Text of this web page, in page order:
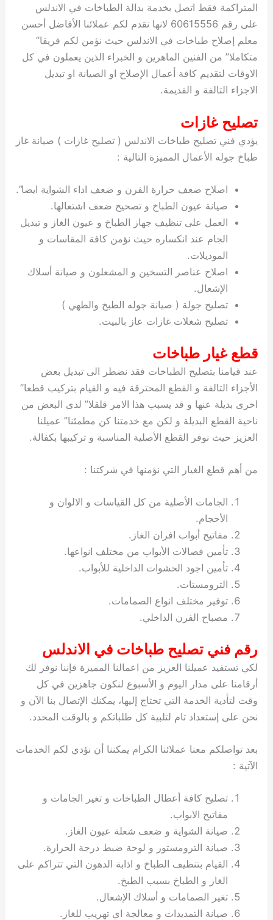
المتراكمة فقط اتصل بخدمة بدالة الطباخات في الاندلس
على رقم 60615556 لانها نقدم لكم عملائنا الأفاضل أحسن
معلم إصلاح طباخات في الاندلس حيث نؤمن لكم فريقا”
متكاملا” من الفنين الماهرين و الخبراء الذين يعملون في كل
الاوقات لتقديم كافة أعمال الإصلاح او الصيانة او تبديل
الاجزاء التالفة و القديمة.
تصليح غازات
يؤدي فني تصليح طباخات الاندلس ( تصليح غازات ) صيانة غاز
طباخ جوله الأعمال المميزة التالية :
اصلاح ضعف حرارة الفرن و ضعف اداء الشواية ايضا”.
صيانة عيون الطباخ و تصحيح ضعف اشتعالها.
العمل على تنظيف جهاز الطباخ و عيون الغاز و تبديل
الجام عند انكساره حيث نؤمن كافة المقاسات و
الموديلات.
اصلاح عناصر التسخين و المشعلون و صيانة أسلاك
الإشعال.
تصليح جولة ( صيانة جوله الطبخ والطهي )
تصليح شغلات غازات عاز بالبيت.
قطع غيار طباخات
عند قيامنا بتصليح الطباخات فقد نضطر الى تبديل بعض
الأجزاء التالفة و القطع المحترقة فيه و القيام بتركيب قطعا”
اخرى بديلة عنها و قد يسبب هذا الامر قلقلا” لدى البعض من
ناحية القطع البديلة و لكن مع خدمتنا كن مطمئنا” عميلنا
العزيز حيث نوفر القطع الأصلية المناسبة و تركيبها بكفالة.
من أهم قطع الغيار التي نؤمنها في شركتنا :
الجامات الأصلية من كل القياسات و الالوان و
الأحجام.
مفاتيح أبواب افران الغاز.
تأمين فصالات الأبواب من مختلف انواعها.
تأمين اجود الحشوات الداخلية للأبواب.
الترومستات.
توفير مختلف انواع الصمامات.
مصباح الفرن الداخلي.
رقم فني تصليح طباخات في الاندلس
لكي تستفيد عميلنا العزيز من اعمالنا المميزة فإننا نوفر لك
أرقامنا على مدار اليوم و الأسبوع لنكون جاهزين في كل
وقت لتأدية الخدمة التي تحتاج إليها، يمكنك الإتصال بنا الآن و
نحن على إستعداد تام لتلبية كل طلباتكم و بالوقت المحدد.
بعد تواصلكم معنا عملائنا الكرام يمكننا أن نؤدي لكم الخدمات
الآتية :
تصليح كافة أعطال الطباخات و تغير الجامات و
مفاتيح الابواب.
صيانة الشواية و ضعف شعلة عيون الغاز.
صيانة الترومستور و لوحة ضبط درجة الحرارة.
القيام بتنظيف الطباخ و اذابة الدهون التي تتراكم على
الغاز و الطباخ بسبب الطبخ.
تغير الصمامات و أسلاك الإشعال.
صيانة التمديدات و معالجة اي تهريب للغاز.